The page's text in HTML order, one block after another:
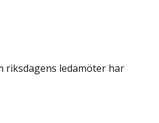
riksdagens ledamöter har